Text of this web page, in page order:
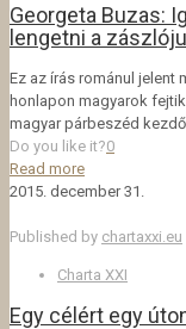
Georgeta Buzas:
lengetni a
Ez az írás románul jelent
honlapon magyarok
magyar párbeszéd
Do you like it?0
Read more
2015. december 31.
Published by chartaxxi.eu
Charta XXI
Egy célért egy